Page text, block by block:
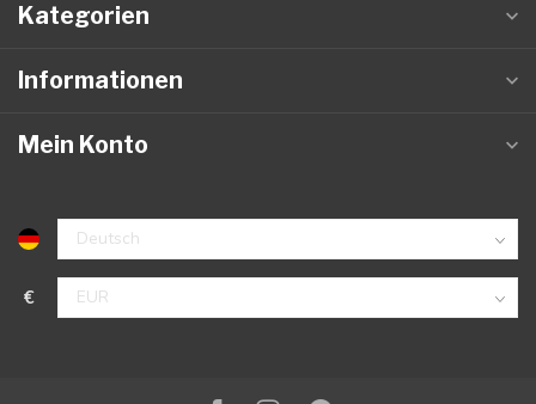
Kategorien
Informationen
Mein Konto
€